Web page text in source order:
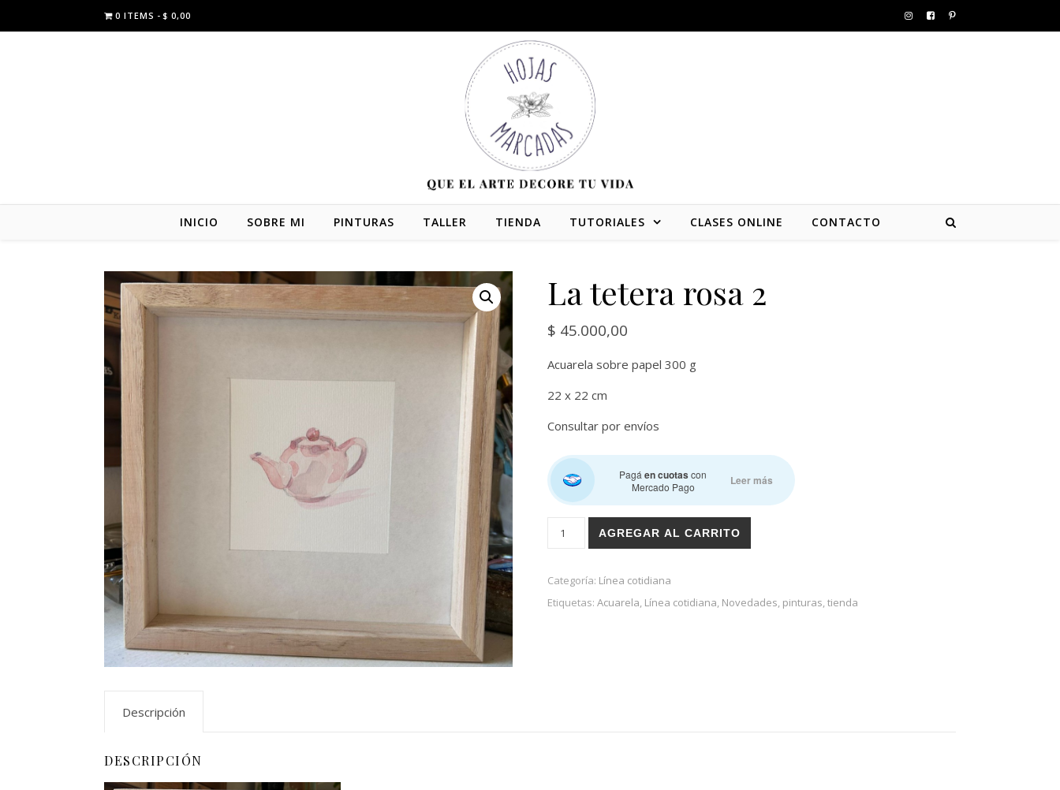
0 ITEMS $ 0,00
INICIO SOBRE MI PINTURAS TALLER TIENDA TUTORIALES CLASES ONLINE CONTACTO
La tetera rosa 2
$ 45.000,00
Acuarela sobre papel 300 g
22 x 22 cm
Consultar por envíos
Pagá en cuotas con
Mercado Pago
Leer más
La tetera rosa 2 cantidad
AGREGAR AL CARRITO
Categoría: Línea cotidiana
Etiquetas: Acuarela, Línea cotidiana, Novedades, pinturas,tienda
Descripción
DESCRIPCIÓN